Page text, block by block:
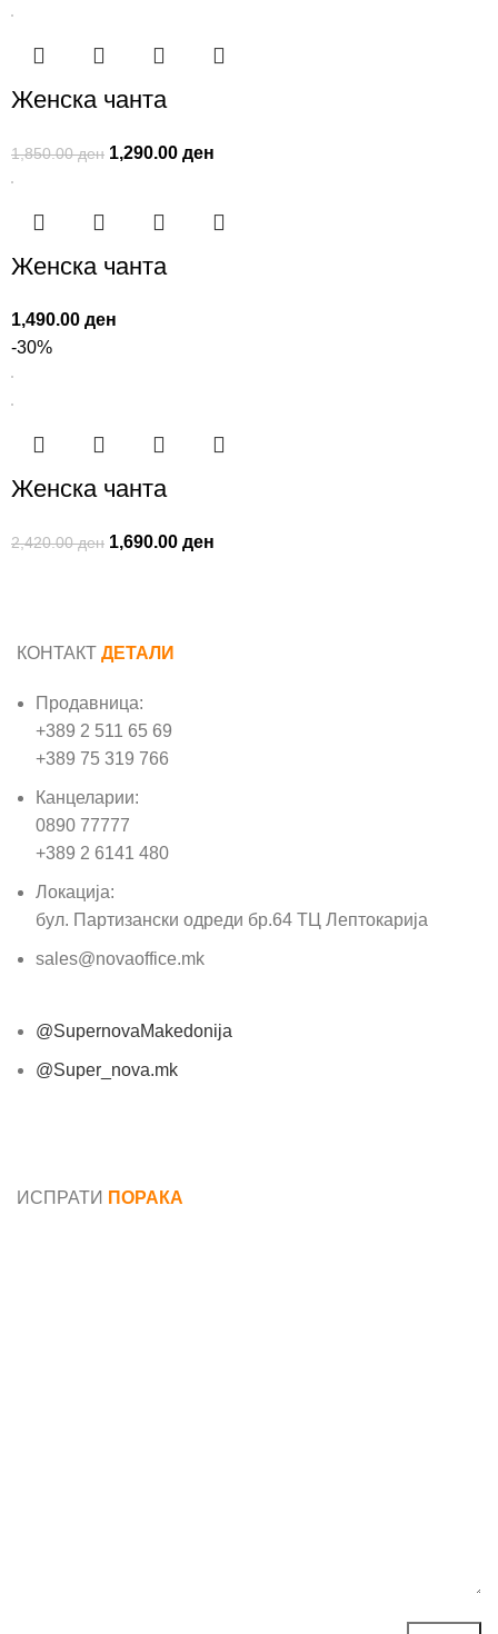
Женска чанта
1,850.00ден 1,290.00ден
Женска чанта
1,490.00ден
-30%
Женска чанта
2,420.00ден 1,690.00ден
КОНТАКТ ДЕТАЛИ
Продавница:
+389 2 511 65 69
+389 75 319 766
Канцеларии:
0890 77777
+389 2 6141 480
Локација:
бул. Партизански одреди бр.64 ТЦ Лептокарија
sales@novaoffice.mk
@SupernovaMakedonija
@Super_nova.mk
ИСПРАТИ ПОРАКА